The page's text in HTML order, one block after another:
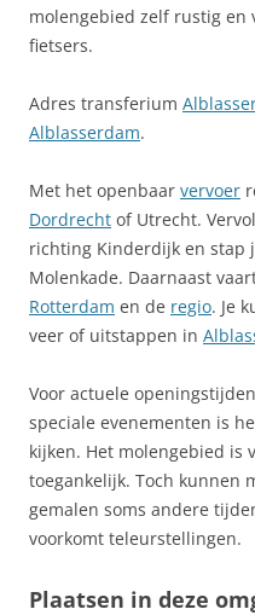
molengebied zelf rustig en
fietsers.
Adres transferium
Alblasserdam.
Met het openbaar vervoer
Dordrecht of Utrecht.
richting Kinderdijk en stap
Molenkade. Daarnaast
Rotterdam en de regio. Je
veer of uitstappen in
Voor actuele
speciale evenementen is
kijken. Het molengebied is
toegankelijk. Toch kunnen
gemalen soms andere
voorkomt teleurstellingen.
Plaatsen in deze